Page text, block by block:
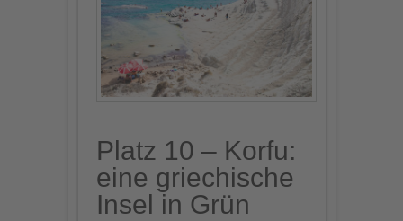
Platz 10 – Korfu:
eine griechische
Insel in Grün